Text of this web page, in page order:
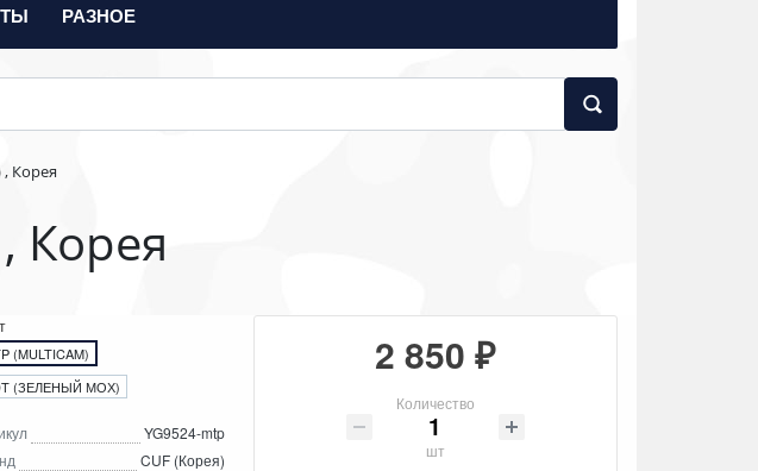
РАЗНОЕ
Корея
Корея
(MULTICAM)
(ЗЕЛЕНЫЙ МОХ)
YG9524-mtp
CUF (Корея)
2 850 ₽
Количество
шт